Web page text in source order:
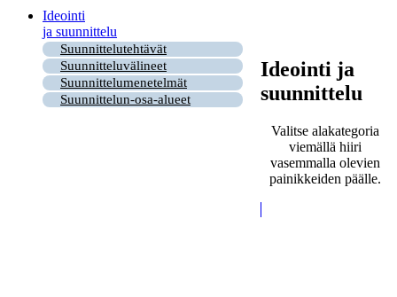
Ideointi
ja suunnittelu
Suunnittelutehtävät
Suunnitteluvälineet
Suunnittelumenetelmät
Suunnittelun-osa-alueet
Ideointi ja
suunnittelu
Valitse alakategoria
viemällä hiiri
vasemmalla olevien
painikkeiden päälle.